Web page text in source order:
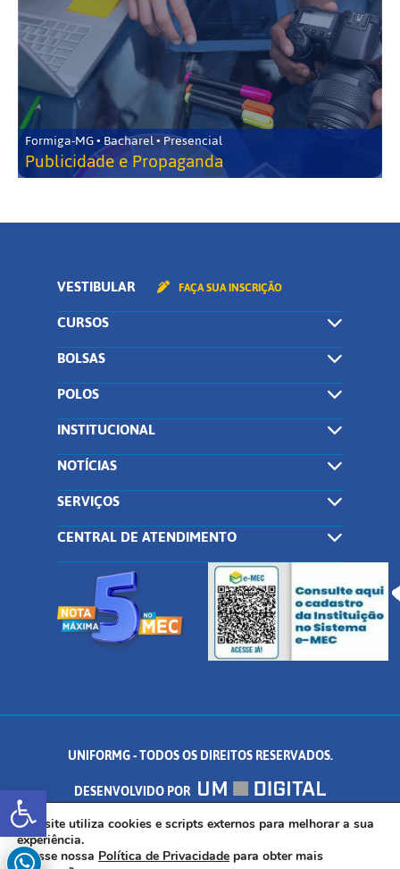
Abrir a barra de ferramentas
Formiga-MG • Bacharel • Presencial
Publicidade e Propaganda
VESTIBULAR FAÇA SUA INSCRIÇÃO
CURSOS
BOLSAS
POLOS
INSTITUCIONAL
NOTÍCIAS
SERVIÇOS
CENTRAL DE ATENDIMENTO
UNIFORMG - TODOS OS DIREITOS RESERVADOS.
DESENVOLVIDO POR
AV. DR. ARNALDO DE SENNA, 328 - PALMEIRAS, FORMIGA/MG - CEP:
35.574.530
Este site utiliza cookies e scripts externos para melhorar a sua
experiência.
Acesse nossa Política de Privacidade para obter mais